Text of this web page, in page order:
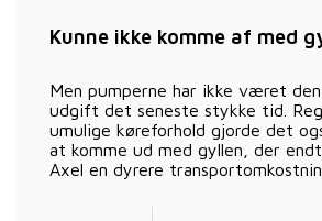
Kunne ikke komme af med
Men pumperne har ikke været
udgift det seneste stykke tid.
umulige køreforhold gjorde det
at komme ud med gyllen, der
Axel en dyrere